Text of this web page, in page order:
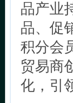
品产业
品、促
积分会
贸易商
化，引